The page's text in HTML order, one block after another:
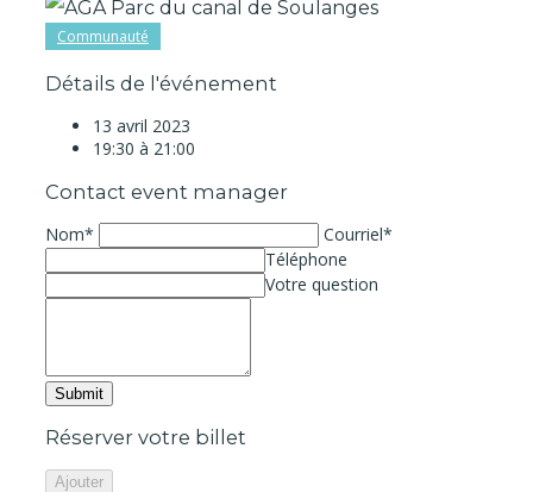
Communauté
Détails de l'événement
13 avril 2023
19:30 à 21:00
Contact event manager
Nom*
Courriel*
Téléphone
Votre question
Réserver votre billet